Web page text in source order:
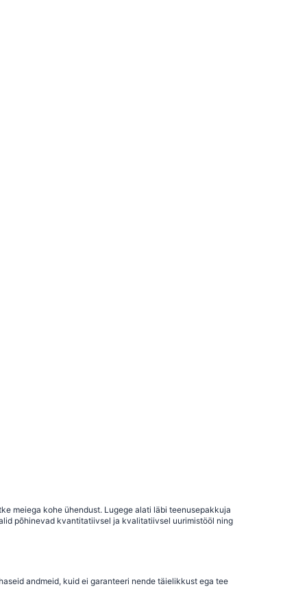
meiega kohe ühendust. Lugege alati läbi teenusepakkuja
põhinevad kvantitatiivsel ja kvalitatiivsel uurimistööl ning
andmeid, kuid ei garanteeri nende täielikkust ega tee